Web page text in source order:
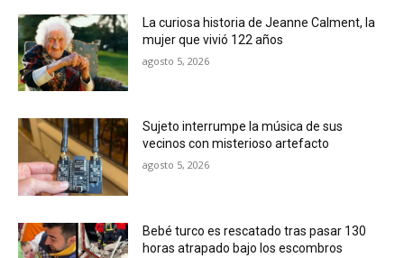
La curiosa historia de Jeanne Calment, la
mujer que vivió 122 años
agosto 5, 2026
Sujeto interrumpe la música de sus
vecinos con misterioso artefacto
agosto 5, 2026
Bebé turco es rescatado tras pasar 130
horas atrapado bajo los escombros